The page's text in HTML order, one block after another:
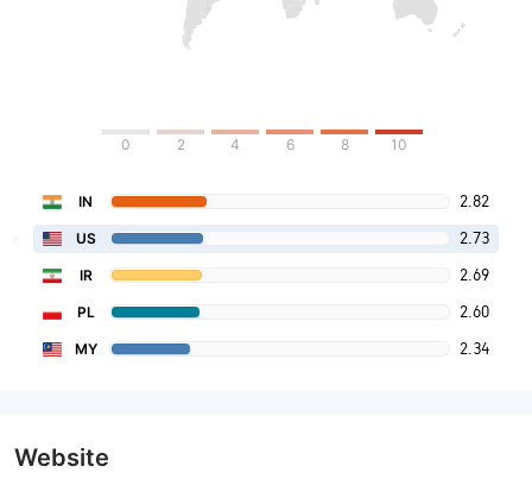
0 2 4 6 8 10
IN 2.82
US 2.73
IR 2.69
PL 2.60
MY 2.34
Website